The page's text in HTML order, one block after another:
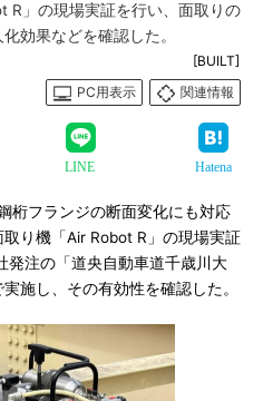
R」の現場実証を行い、面取りの
効果などを確認した。
[BUILT]
PC用表示
関連情報
LINE Hatena
フランジの断面変化にも対応
り機「Air Robot R」の現場実証
発注の「道央自動車道千歳川大
施し、その有効性を確認した。